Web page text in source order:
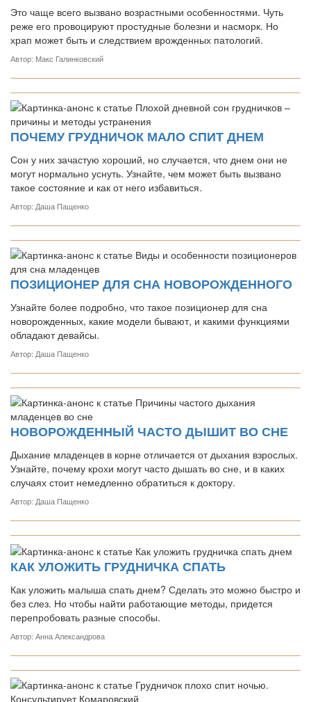
Это чаще всего вызвано возрастными особенностями. Чуть
реже его провоцируют простудные болезни и насморк. Но
храп может быть и следствием врожденных патологий.
Автор: Макс Галинковский
ПОЧЕМУ ГРУДНИЧОК МАЛО СПИТ ДНЕМ
Сон у них зачастую хороший, но случается, что днем они не
могут нормально уснуть. Узнайте, чем может быть вызвано
такое состояние и как от него избавиться.
Автор: Даша Пащенко
ПОЗИЦИОНЕР ДЛЯ СНА НОВОРОЖДЕННОГО
Узнайте более подробно, что такое позиционер для сна
новорожденных, какие модели бывают, и какими функциями
обладают девайсы.
Автор: Даша Пащенко
НОВОРОЖДЕННЫЙ ЧАСТО ДЫШИТ ВО СНЕ
Дыхание младенцев в корне отличается от дыхания взрослых.
Узнайте, почему крохи могут часто дышать во сне, и в каких
случаях стоит немедленно обратиться к доктору.
Автор: Даша Пащенко
КАК УЛОЖИТЬ ГРУДНИЧКА СПАТЬ
Как уложить малыша спать днем? Сделать это можно быстро и
без слез. Но чтобы найти работающие методы, придется
перепробовать разные способы.
Автор: Анна Александрова